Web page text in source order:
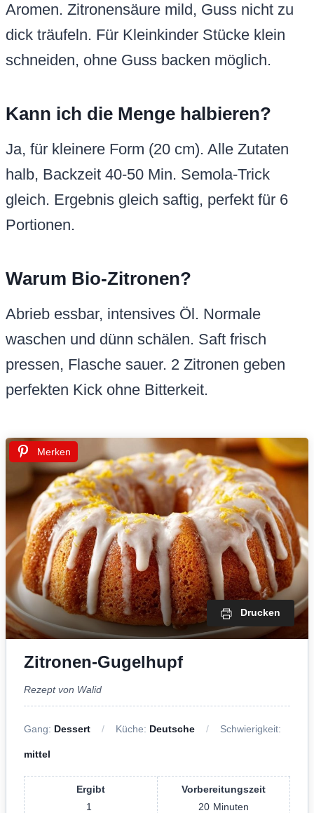
Aromen. Zitronensäure mild, Guss nicht zu
dick träufeln. Für Kleinkinder Stücke klein
schneiden, ohne Guss backen möglich.
Kann ich die Menge halbieren?
Ja, für kleinere Form (20 cm). Alle Zutaten
halb, Backzeit 40-50 Min. Semola-Trick
gleich. Ergebnis gleich saftig, perfekt für 6
Portionen.
Warum Bio-Zitronen?
Abrieb essbar, intensives Öl. Normale
waschen und dünn schälen. Saft frisch
pressen, Flasche sauer. 2 Zitronen geben
perfekten Kick ohne Bitterkeit.
Merken
Drucken
Zitronen-Gugelhupf
Rezept von Walid
Gang: Dessert Küche: Deutsche Schwierigkeit:
mittel
Ergibt
1
Vorbereitungszeit
20 Minuten